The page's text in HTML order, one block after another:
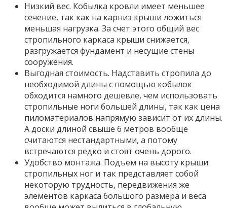
Низкий вес. Кобылка кровли имеет меньшее
сечение, так как на карниз крыши ложиться
меньшая нагрузка. За счет этого общий вес
стропильного каркаса крыши снижается,
разгружается фундамент и несущие стены
сооружения.
Выгодная стоимость. Надставить стропила до
необходимой длины с помощью кобылок
обходится намного дешевле, чем использовать
стропильные ноги большей длины, так как цена
пиломатериалов напрямую зависит от их длины.
А доски длиной свыше 6 метров вообще
считаются нестандартными, а потому
встречаются редко и стоят очень дорого.
Удобство монтажа. Подъем на высоту крыши
стропильных ног и так представляет собой
некоторую трудность, передвижения же
элементов каркаса большого размера и веса